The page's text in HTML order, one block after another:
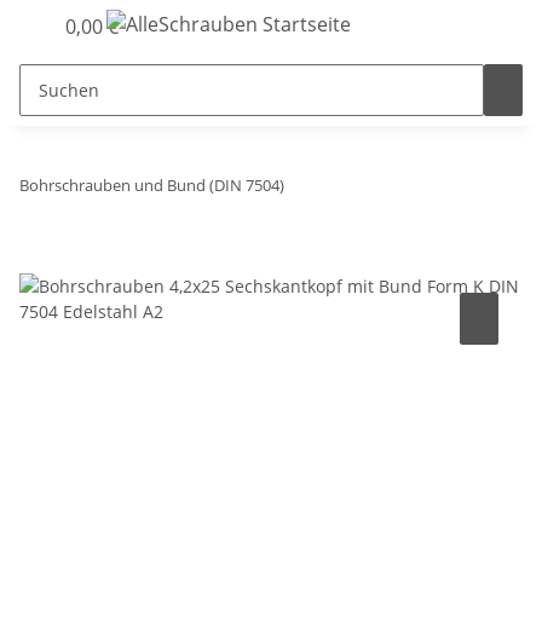
0,00 €
Bohrschrauben und Bund (DIN 7504)